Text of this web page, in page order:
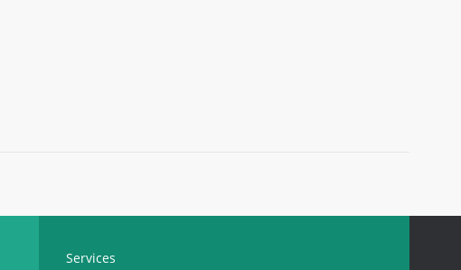
Services